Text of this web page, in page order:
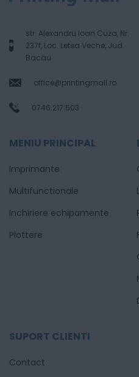
str. Alexandru Ioan Cuza, Nr.
237f, Loc. Letea Veche, Jud.
Bacau
office@printingmall.ro
0746.217.503
MENIU PRINCIPAL
Imprimante
Multifunctionale
Inchiriere echipamente
Plottere
SUPORT CLIENTI
Contact